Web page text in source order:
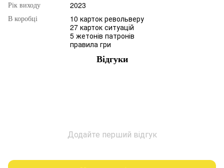
Рік виходу 2023
В коробці
10 карток револьверу
27 карток ситуацій
5 жетонів патронів
правила гри
Відгуки
Додайте перший відгук